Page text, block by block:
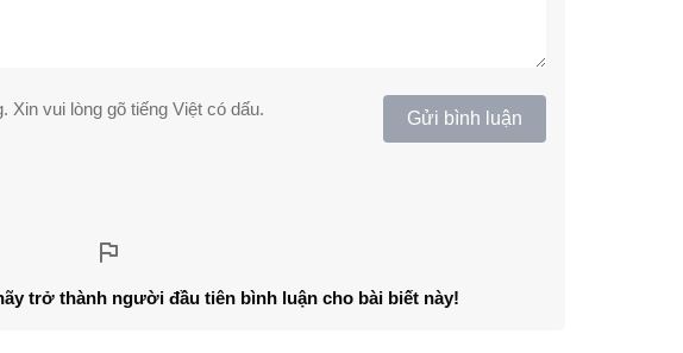
vui lòng gõ tiếng Việt có dấu. Gửi bình luận
trở thành người đầu tiên bình luận cho bài biết này!